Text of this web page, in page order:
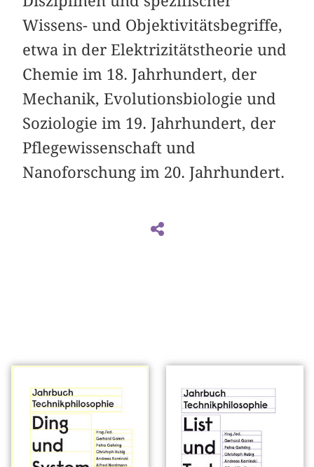
Wissens- und Objektivitätsbegriffe,
etwa in der Elektrizitätstheorie und
Chemie im 18. Jahrhundert, der
Mechanik, Evolutionsbiologie und
Soziologie im 19. Jahrhundert, der
Pflegewissenschaft und
Nanoforschung im 20. Jahrhundert.